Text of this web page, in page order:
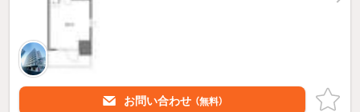
お問い合わせ （無料）